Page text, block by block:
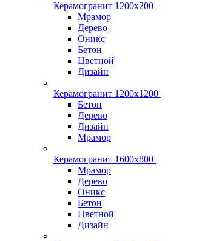
Керамогранит 1200x200
Мрамор
Дерево
Оникс
Бетон
Цветной
Дизайн
Керамогранит 1200x1200
Бетон
Дерево
Дизайн
Мрамор
Керамогранит 1600х800
Мрамор
Дерево
Оникс
Бетон
Цветной
Дизайн